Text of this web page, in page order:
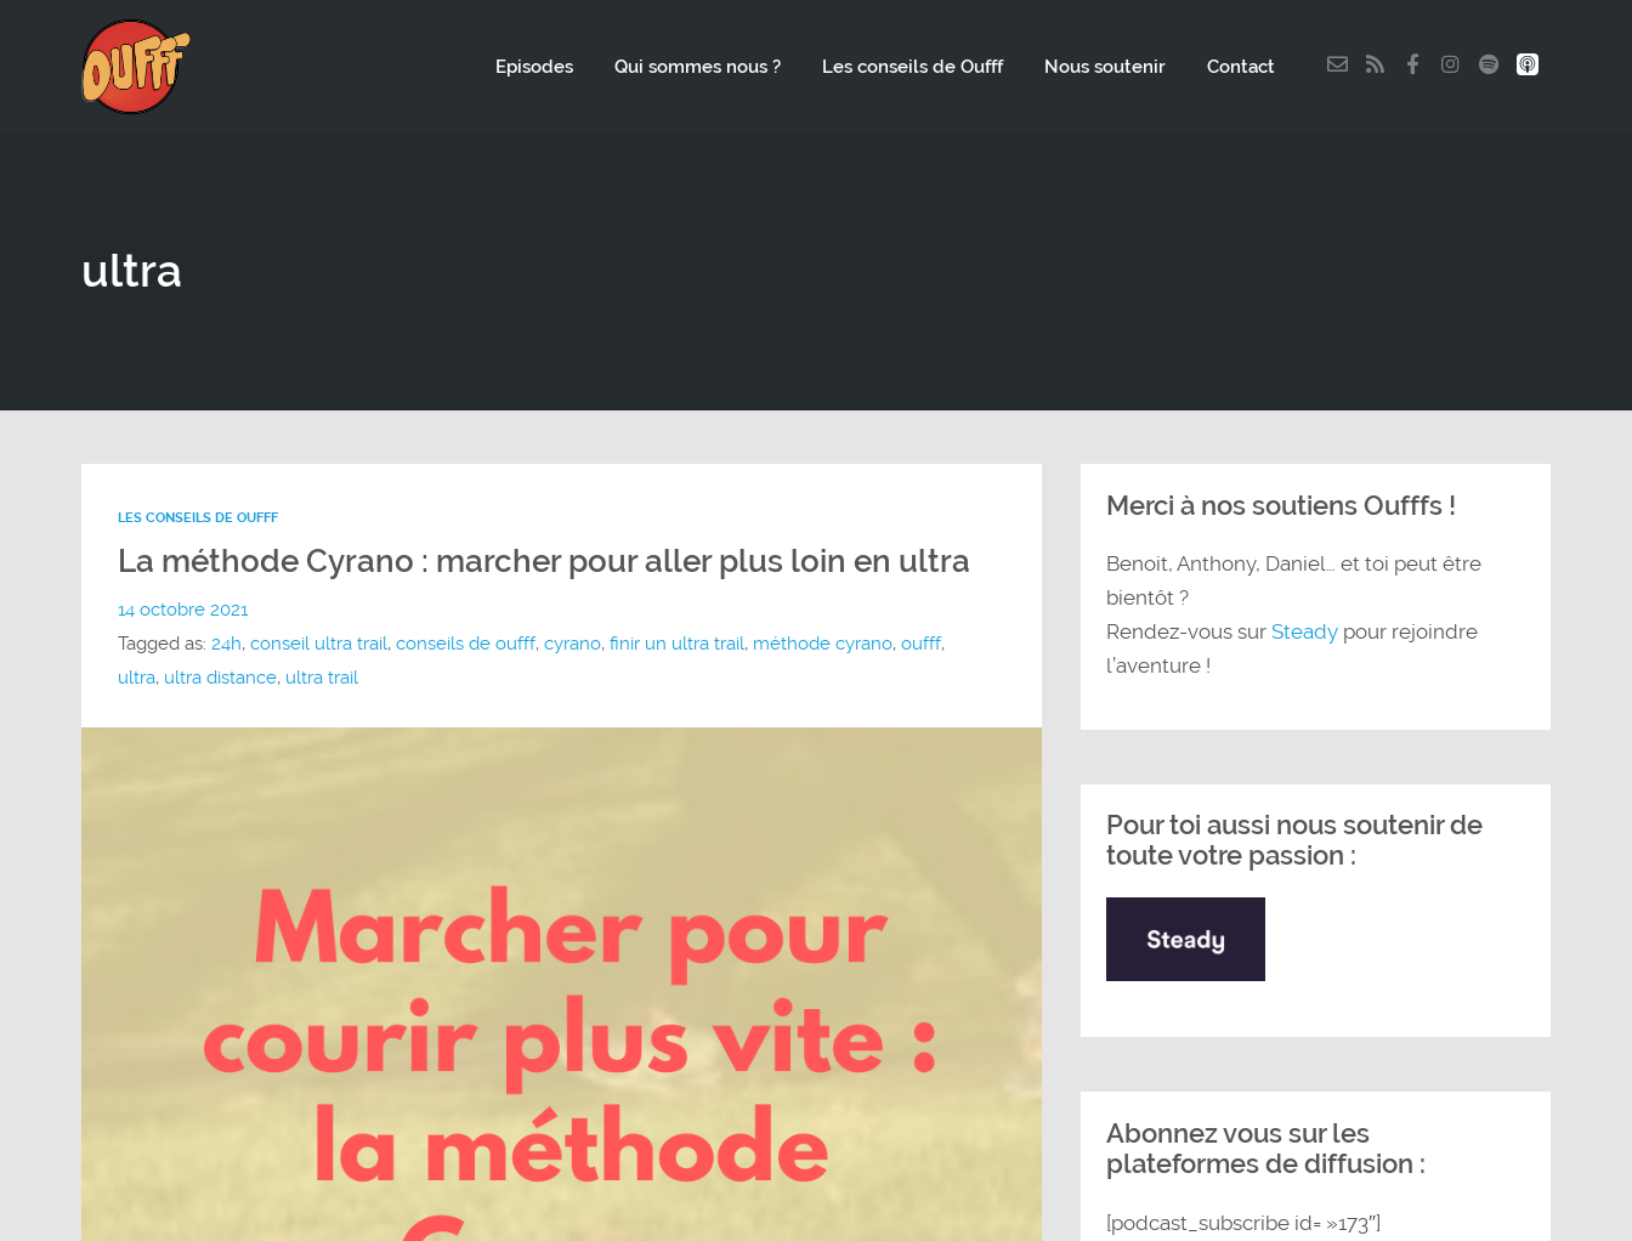
Episodes Qui sommes nous ? Les conseils de Oufff Nous soutenir Contact
ultra
LES CONSEILS DE OUFFF
La méthode Cyrano : marcher pour aller plus loin en ultra
14 octobre 2021
Tagged as: 24h, conseil ultra trail, conseils de oufff, cyrano, finir un ultra trail, méthode cyrano, oufff,
ultra, ultra distance, ultra trail
Merci à nos soutiens Oufffs !
Benoit, Anthony, Daniel… et toi peut être
bientôt ?
Rendez-vous surSteady pour rejoindre
l’aventure !
Pour toi aussi nous soutenir de
toute votre passion :
Abonnez vous sur les
plateformes de diffusion :
[podcast_subscribe id= »173″]